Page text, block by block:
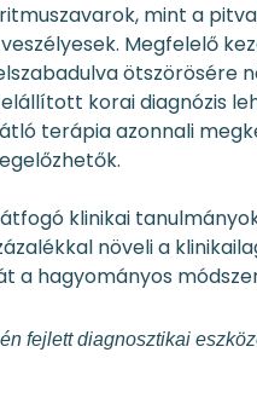
mint a
Megfelelő
ötszörösére
korai diagnózis
terápia azonnali
klinikai
növeli a
a hagyományos
fejlett diagnosztikai